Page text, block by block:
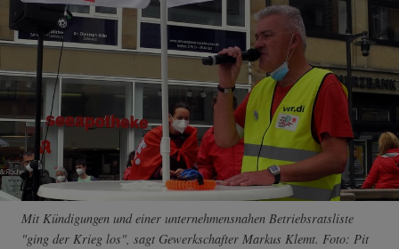
Mit Kündigungen und einer unternehmensnahen Betriebsratsliste
"ging der Krieg los", sagt Gewerkschafter Markus Klemt. Foto: Pit